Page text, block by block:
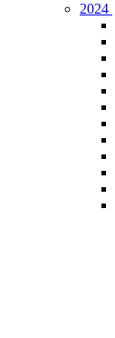
2024